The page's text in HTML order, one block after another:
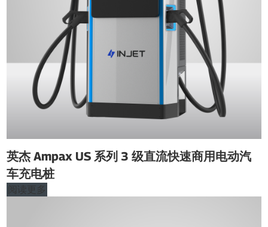
英杰 Ampax US 系列 3 级直流快速商用电动汽
车充电桩
阅读更多